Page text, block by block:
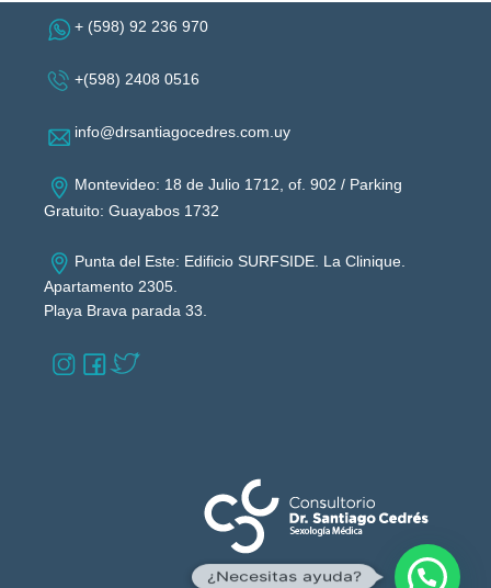
+ (598) 92 236 970
+(598) 2408 0516
info@drsantiagocedres.com.uy
Montevideo: 18 de Julio 1712, of. 902 / Parking
Gratuito: Guayabos 1732
Punta del Este: Edificio SURFSIDE. La Clinique.
Apartamento 2305.
Playa Brava parada 33.
¿Necesitas ayuda?